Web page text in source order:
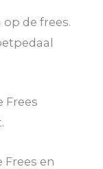
op de frees.
Frees
Frees en